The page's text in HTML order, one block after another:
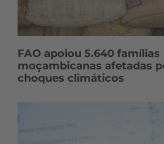
FAO apoiou 5.640 famílias
moçambicanas afetadas
choques climáticos